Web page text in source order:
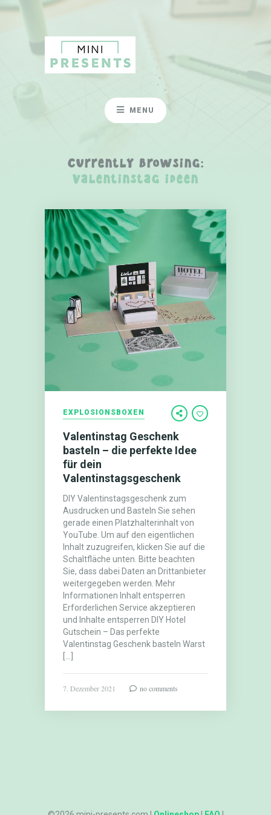
MENU
Currently Browsing:
valentinstag ideen
EXPLOSIONSBOXEN
Valentinstag Geschenk
basteln – die perfekte Idee
für dein
Valentinstagsgeschenk
DIY Valentinstagsgeschenk zum
Ausdrucken und Basteln Sie sehen
gerade einen Platzhalterinhalt von
YouTube. Um auf den eigentlichen
Inhalt zuzugreifen, klicken Sie auf die
Schaltfläche unten. Bitte beachten
Sie, dass dabei Daten an Drittanbieter
weitergegeben werden. Mehr
Informationen Inhalt entsperren
Erforderlichen Service akzeptieren
und Inhalte entsperren DIY Hotel
Gutschein – Das perfekte
Valentinstag Geschenk basteln Warst
7. Dezember 2021 no comments